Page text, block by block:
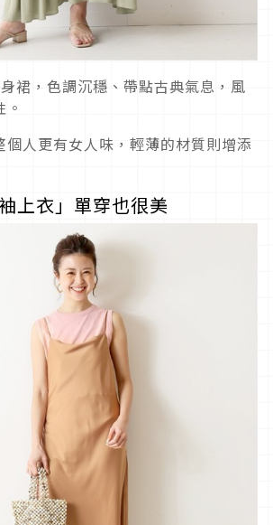
裙，色調沉穩、帶點古典氣息，風
個人更有女人味，輕薄的材質則增添
上衣」單穿也很美